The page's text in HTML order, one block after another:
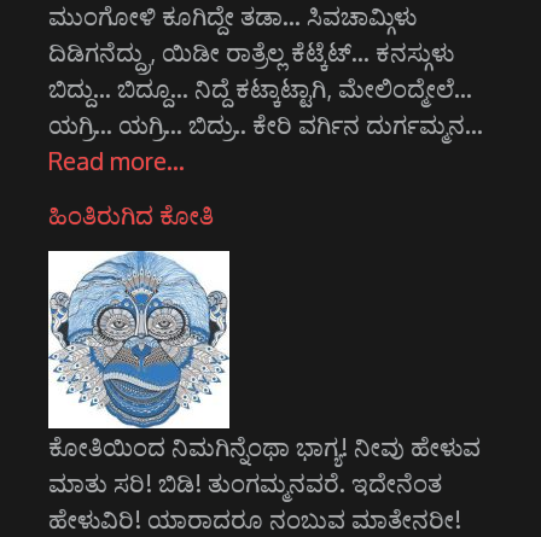
ಮುಂಗೋಳಿ ಕೂಗಿದ್ದೇ ತಡಾ... ಸಿವಚಾಮ್ಗಿಳು
ದಿಡಿಗನೆದ್ದ್ರು, ಯಿಡೀ ರಾತ್ರೆಲ್ಲ ಕೆಟ್ಕೆಟ್... ಕನಸ್ಗುಳು
ಬಿದ್ದು... ಬಿದ್ದೂ... ನಿದ್ದೆ ಕಟ್ಕಾಟ್ಟಾಗಿ, ಮೇಲಿಂದ್ಮೇಲೆ...
ಯಗ್ರಿ... ಯಗ್ರಿ... ಬಿದ್ರು.. ಕೇರಿ ವರ್ಗಿನ ದುರ್ಗಮ್ಮನ…
Read more…
ಹಿಂತಿರುಗಿದ ಕೋತಿ
ಕೋತಿಯಿಂದ ನಿಮಗಿನ್ನೆಂಥಾ ಭಾಗ್ಯ! ನೀವು ಹೇಳುವ
ಮಾತು ಸರಿ! ಬಿಡಿ! ತುಂಗಮ್ಮನವರೆ. ಇದೇನೆಂತ
ಹೇಳುವಿರಿ! ಯಾರಾದರೂ ನಂಬುವ ಮಾತೇನರೀ!